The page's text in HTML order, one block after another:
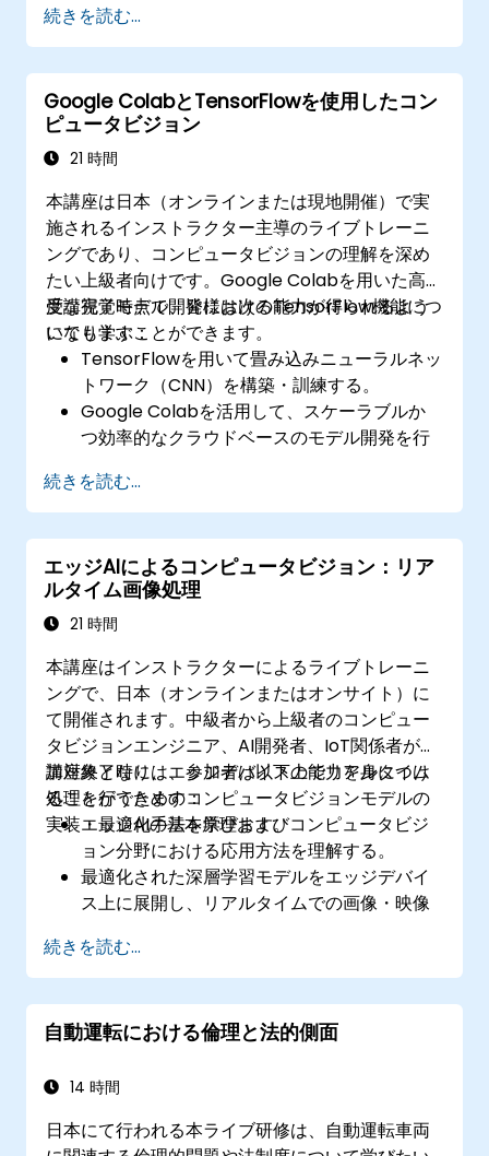
続きを読む...
Google ColabとTensorFlowを使用したコン
ピュータビジョン
21 時間
本講座は日本（オンラインまたは現地開催）で実
施されるインストラクター主導のライブトレーニ
ングであり、コンピュータビジョンの理解を深め
たい上級者向けです。Google Colabを用いた高
度な視覚モデル開発におけるTensorFlow機能につ
いても学ぶことができます。
受講完了時点で、皆様は次の能力が得られるよう
になります：
TensorFlowを用いて畳み込みニューラルネッ
トワーク（CNN）を構築・訓練する。
Google Colabを活用して、スケーラブルか
つ効率的なクラウドベースのモデル開発を行
コンピュータビジョン業務向けの画像前処理
手法を実装する。
実社会での利用を目的としたコンピュータビ
ジョンモデルを導入する。
転移学習の技術を用いてCNNモデルの性能向
上を図る。
とができる。
続きを読む...
エッジAIによるコンピュータビジョン：リア
ルタイム画像処理
21 時間
本講座はインストラクターによるライブトレーニ
ングで、日本（オンラインまたはオンサイト）に
て開催されます。中級者から上級者のコンピュー
タビジョンエンジニア、AI開発者、IoT関係者が参
加対象となり、エッジデバイス上でリアルタイム
処理を行うためのコンピュータビジョンモデルの
実装・最適化手法を学びます。
講座終了時には、参加者は以下の能力を身につけ
ることができます：
エッジAIの基本原理およびコンピュータビジ
ョン分野における応用方法を理解する。
最適化された深層学習モデルをエッジデバイ
ス上に展開し、リアルタイムでの画像・映像
TensorFlow LiteやOpenVINO、NVIDIA
Jetson SDKといったフレームワークを用いて
モデルを導入する。
性能向上・電力効率化および低遅延な推論処
る。
続きを読む...
自動運転における倫理と法的側面
14 時間
日本にて行われる本ライブ研修は、自動運転車両